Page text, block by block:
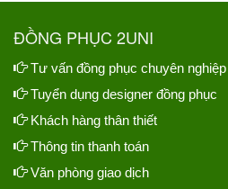
ĐỒNG PHỤC 2UNI
Tư vấn đồng phục chuyên nghiệp
Tuyển dụng designer đồng phục
Khách hàng thân thiết
Thông tin thanh toán
Văn phòng giao dịch